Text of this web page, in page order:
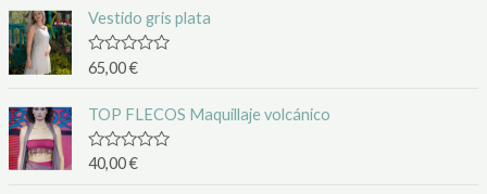
o
n
0
d
e
o
a
d
o
o
n
0
d
e
Vestido gris plata
V
o
a
d
o
65,00€
TOP FLECOS Maquillaje volcánico
V
40,00€